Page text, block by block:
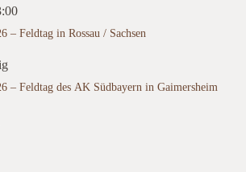
– Feldtag in Rossau / Sachsen
– Feldtag des AK Südbayern in Gaimersheim